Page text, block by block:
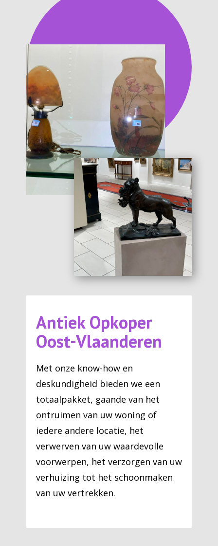
Antiek Opkoper
Oost-Vlaanderen
Met onze know-how en
deskundigheid bieden we een
totaalpakket, gaande van het
ontruimen van uw woning of
iedere andere locatie, het
verwerven van uw waardevolle
voorwerpen, het verzorgen van uw
verhuizing tot het schoonmaken
van uw vertrekken.